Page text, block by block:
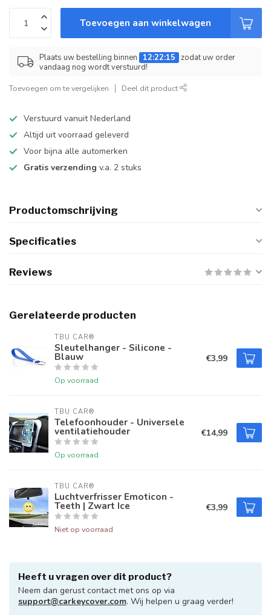
Toevoegen aan winkelwagen
Plaats uw bestelling binnen 12:22:15 zodat uw order
vandaag nog wordt verstuurd!
Toevoegen om te vergelijken Deel dit product
Verstuurd vanuit Nederland
Altijd uit voorraad geleverd
Voor bijna alle automerken
Gratis verzending v.a. 2 stuks
Productomschrijving
Specificaties
Reviews
Gerelateerde producten
TBU CAR®
Sleutelhanger - Silicone -
Blauw
Op voorraad
€3,99
TBU CAR®
Telefoonhouder - Universele
ventilatiehouder
Op voorraad
€14,99
TBU CAR®
Luchtverfrisser Emoticon -
Teeth | Zwart Ice
Niet op voorraad
€3,99
Heeft u vragen over dit product?
Neem dan gerust contact met ons op via
support@carkeycover.com. Wij helpen u graag verder!